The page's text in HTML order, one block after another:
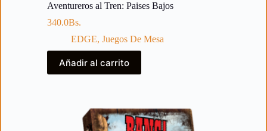
Aventureros al Tren: Paises Bajos
340.0Bs.
EDGE, Juegos De Mesa
Añadir al carrito